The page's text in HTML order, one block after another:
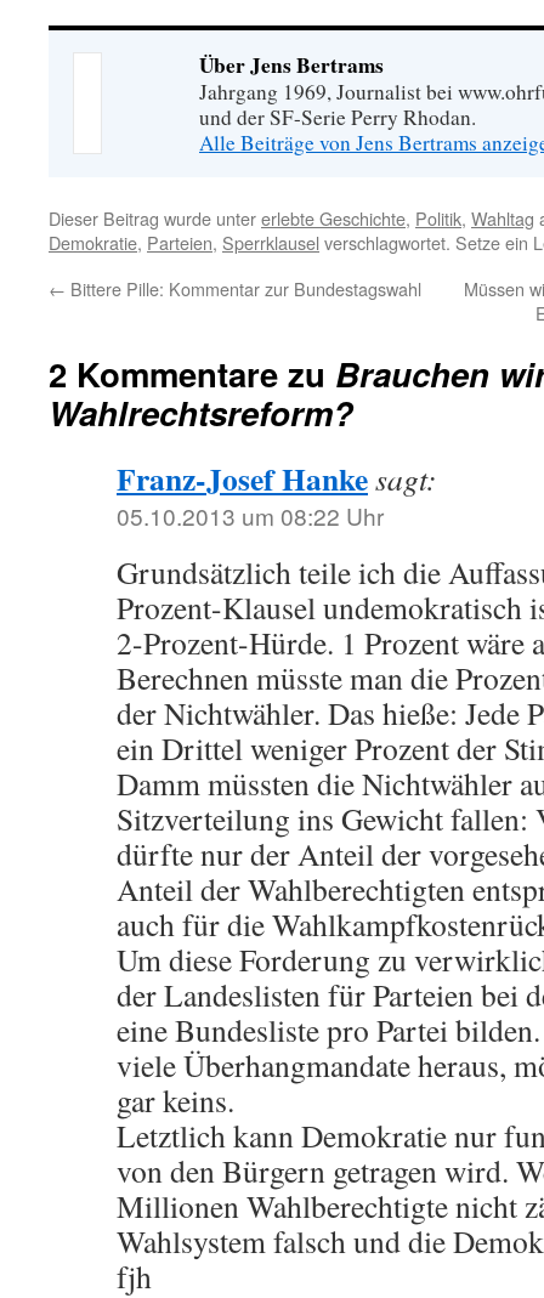
Über Jens Bertrams
Jahrgang 1969, Journalist bei
und der SF-Serie Perry Rhodan.
Alle Beiträge von Jens Bertrams
Dieser Beitrag wurde untererlebte Geschichte, Politik, Wahltag
Demokratie, Parteien, Sperrklausel verschlagwortet. Setze ein
← Bittere Pille: Kommentar zur Bundestagswahl
Müssen
2 Kommentare zu Brauchen
Wahlrechtsreform?
Franz-Josef Hankesagt:
05.10.2013 um 08:22 Uhr
Grundsätzlich teile ich die
Prozent-Klausel undemokratisch
2-Prozent-Hürde. 1 Prozent wäre
Berechnen müsste man die
der Nichtwähler. Das hieße: Jede
ein Drittel weniger Prozent der
Damm müssten die Nichtwähler
Sitzverteilung ins Gewicht fallen:
dürfte nur der Anteil der
Anteil der Wahlberechtigten
auch für die
Um diese Forderung zu
der Landeslisten für Parteien bei
eine Bundesliste pro Partei
viele Überhangmandate heraus,
gar keins.
Letztlich kann Demokratie nur
von den Bürgern getragen wird.
Millionen Wahlberechtigte nicht
Wahlsystem falsch und die
fjh